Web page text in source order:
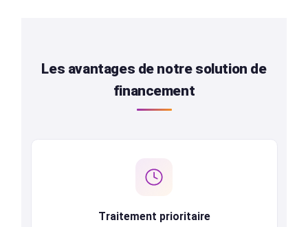
Simuler ma demande
Les avantages de notre solution